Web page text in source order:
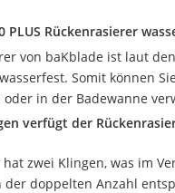
PLUS Rückenrasierer
von baKblade ist laut den
Somit können
in der Badewanne
verfügt der
zwei Klingen, was im
der doppelten Anzahl